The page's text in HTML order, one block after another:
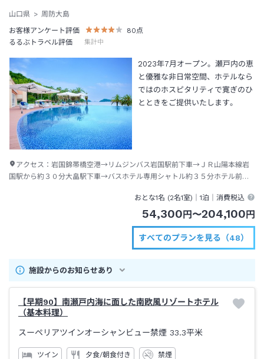
山口県
周防大島
お客様アンケート評価
80 点
るるぶトラベル評価
集計中
2023年7月オープン。瀬戸内の恵
と優雅な非日常空間、ホテルなら
ではのホスピタリティで寛ぎのひ
とときをご提供いたします。
アクセス： 岩国錦帯橋空港→リムジンバス岩国駅前下車→ＪＲ山陽本線岩
国駅から約３０分大畠駅下車→バスホテル専用シャトル約３５分ホテル前下
おとな1名 (2名1室)｜1泊 ｜消費税込
54,300 円 〜204,100 円
すべてのプランを見る（48）
施設からのお知らせあり
【早期90】南瀬戸内海に面した南欧風リゾートホテル
（基本料理）
スーペリアツインオーシャンビュー禁煙 33.3平米
ツイン 夕食/朝食付き 禁煙